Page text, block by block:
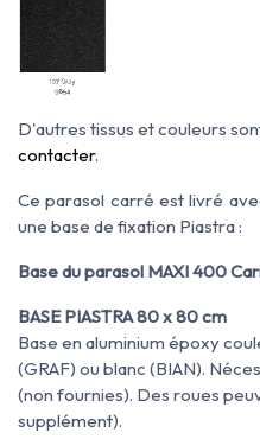
D'autres tissus et couleurs
contacter.
Ce parasol carré est livré
une base de fixation Piastra :
Base du parasol MAXI 400
BASE PIASTRA 80 x 80 cm
Base en aluminium époxy
(GRAF) ou blanc (BIAN).
(non fournies). Des roues
supplément).